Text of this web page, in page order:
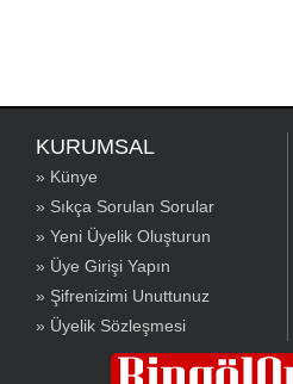
KURUMSAL
» Künye
» Sıkça Sorulan Sorular
» Yeni Üyelik Oluşturun
» Üye Girişi Yapın
» Şifrenizimi Unuttunuz
» Üyelik Sözleşmesi